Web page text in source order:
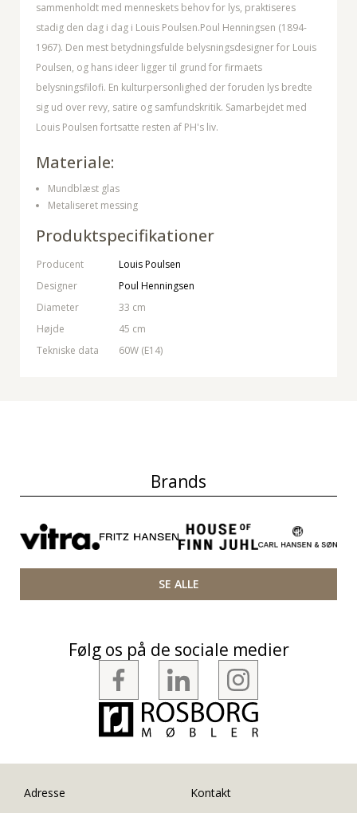
sammenholdt med menneskets behov for lys, praktiseres
stadig den dag i dag i Louis Poulsen.Poul Henningsen (1894-
1967). Den mest betydningsfulde belysningsdesigner for Louis
Poulsen, og hans ideer ligger til grund for firmaets
belysningsfilofi. En kulturpersonlighed der foruden lys bredte
sig ud over revy, satire og samfundskritik. Samarbejdet med
Louis Poulsen fortsatte resten af PH's liv.
Materiale:
Mundblæst glas
Metaliseret messing
Produktspecifikationer
Producent
Louis Poulsen
Designer
Poul Henningsen
Diameter
33 cm
Højde
45 cm
Tekniske data
60W (E14)
Brands
SE ALLE
Følg os på de sociale medier
Adresse Kontakt